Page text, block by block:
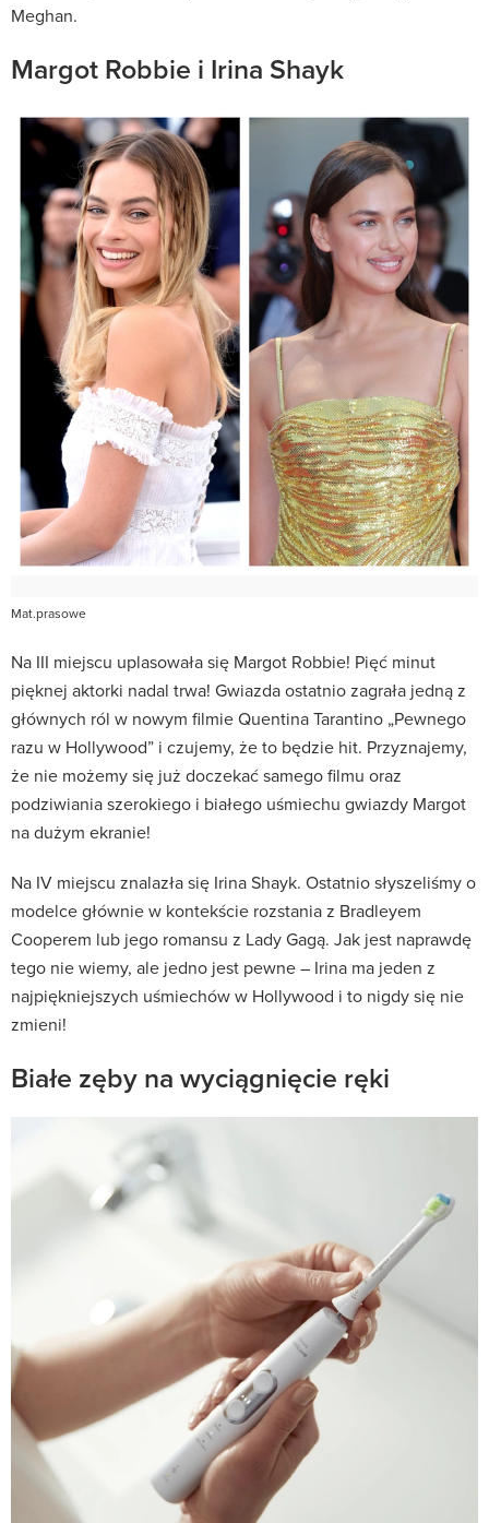
Meghan.
Margot Robbie i Irina Shayk
Mat.prasowe
Na III miejscu uplasowała się Margot Robbie! Pięć minut
pięknej aktorki nadal trwa! Gwiazda ostatnio zagrała jedną z
głównych ról w nowym filmie Quentina Tarantino „Pewnego
razu w Hollywood” i czujemy, że to będzie hit. Przyznajemy,
że nie możemy się już doczekać samego filmu oraz
podziwiania szerokiego i białego uśmiechu gwiazdy Margot
na dużym ekranie!
Na IV miejscu znalazła się Irina Shayk. Ostatnio słyszeliśmy o
modelce głównie w kontekście rozstania z Bradleyem
Cooperem lub jego romansu z Lady Gagą. Jak jest naprawdę
tego nie wiemy, ale jedno jest pewne – Irina ma jeden z
najpiękniejszych uśmiechów w Hollywood i to nigdy się nie
zmieni!
Białe zęby na wyciągnięcie ręki